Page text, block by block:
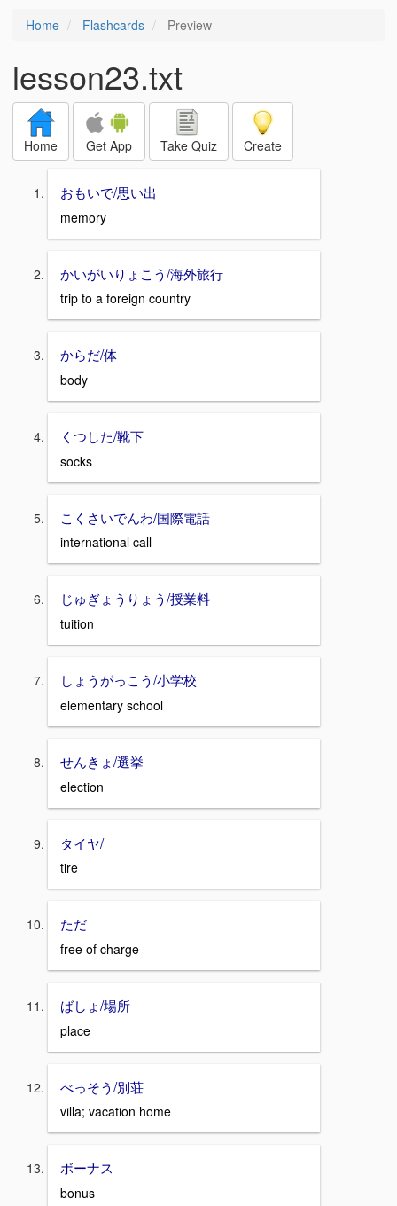
Home Flashcards Preview
lesson23.txt
Home Get App Take Quiz Create
おもいで/思い出
memory
かいがいりょこう/海外旅行
trip to a foreign country
からだ/体
body
くつした/靴下
socks
こくさいでんわ/国際電話
international call
じゅぎょうりょう/授業料
tuition
しょうがっこう/小学校
elementary school
せんきょ/選挙
election
タイヤ/
tire
ただ
free of charge
ばしょ/場所
place
べっそう/別荘
villa; vacation home
ボーナス
bonus